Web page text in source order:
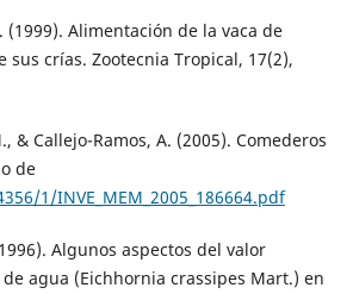
(1999). Alimentación de la vaca de
sus crías. Zootecnia Tropical, 17(2),
& Callejo-Ramos, A. (2005). Comederos
de
1/INVE_MEM_2005_186664.pdf
Algunos aspectos del valor
agua (Eichhornia crassipes Mart.) en